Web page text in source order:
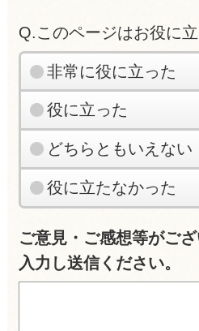
Q.このページはお役に
非常に役に立った
役に立った
どちらともいえない
役に立たなかった
ご意見・ご感想等がご
入力し送信ください。